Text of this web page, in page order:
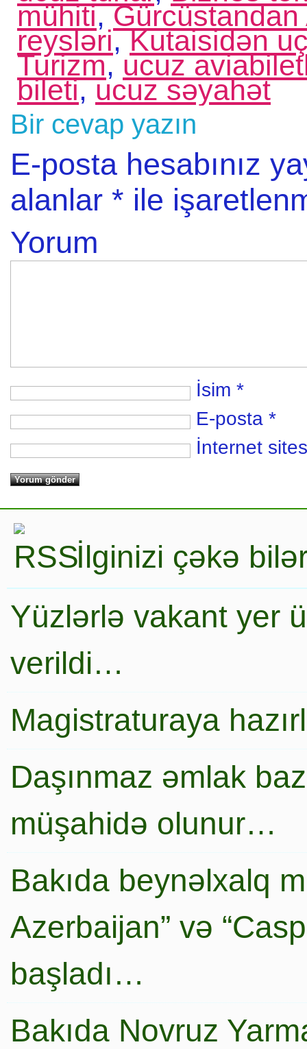
mühiti,
reysləri,Kutaisidən
Turizm,ucuz
bileti,ucuz səyahət
Bir cevap yazın
E-posta hesabınız
alanlar * ile
Yorum
İsim *
E-posta *
İnternet
İlginizi çəkə
Yüzlərlə vakant yer
verildi…
Magistraturaya
Daşınmaz əmlak
müşahidə olunur…
Bakıda beynəlxalq
Azerbaijan” və
başladı…
Bakıda Novruz